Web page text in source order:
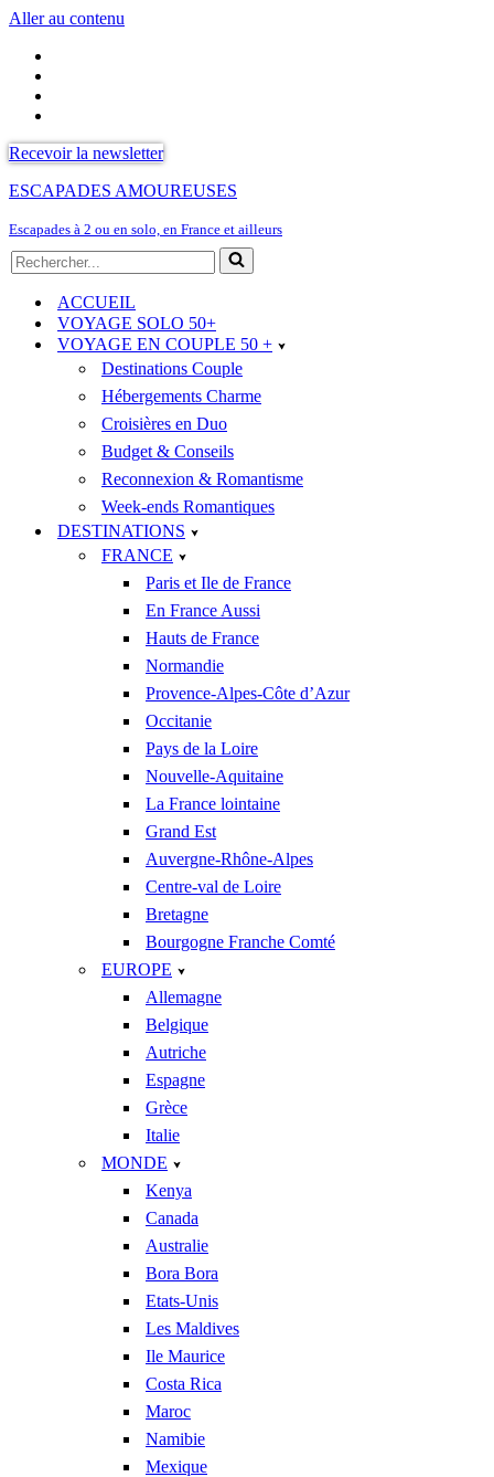
Aller au contenu
Recevoir la newsletter
ESCAPADES AMOUREUSES
Escapades à 2 ou en solo, en France et ailleurs
Rechercher...
ACCUEIL
VOYAGE SOLO 50+
VOYAGE EN COUPLE 50 +
Destinations Couple
Hébergements Charme
Croisières en Duo
Budget & Conseils
Reconnexion & Romantisme
Week-ends Romantiques
DESTINATIONS
FRANCE
Paris et Ile de France
En France Aussi
Hauts de France
Normandie
Provence-Alpes-Côte d’Azur
Occitanie
Pays de la Loire
Nouvelle-Aquitaine
La France lointaine
Grand Est
Auvergne-Rhône-Alpes
Centre-val de Loire
Bretagne
Bourgogne Franche Comté
EUROPE
Allemagne
Belgique
Autriche
Espagne
Grèce
Italie
MONDE
Kenya
Canada
Australie
Bora Bora
Etats-Unis
Les Maldives
Ile Maurice
Costa Rica
Maroc
Namibie
Mexique